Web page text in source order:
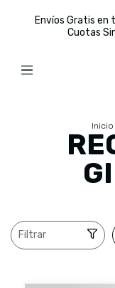
Envíos Gratis en
Cuotas
Inicio
Filtrar